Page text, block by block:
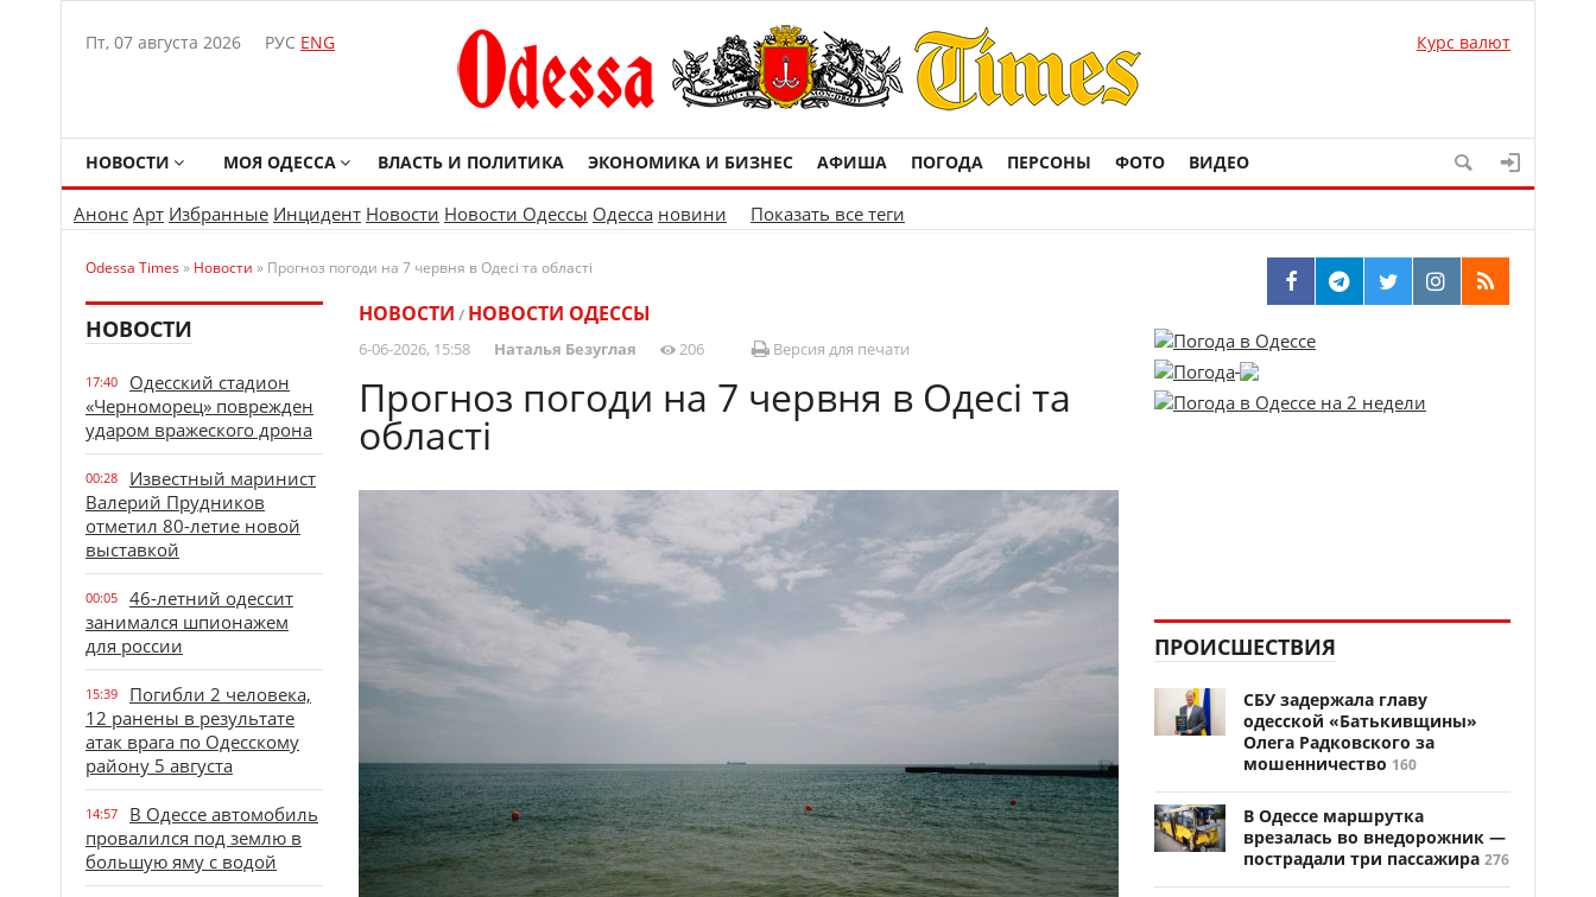
Пт, 07 августа 2026 РУС ENG Курс валют
НОВОСТИ МОЯ ОДЕССА ВЛАСТЬ И ПОЛИТИКА ЭКОНОМИКА И БИЗНЕС АФИША ПОГОДА ПЕРСОНЫ ФОТО ВИДЕО
Анонс Арт Избранные Инцидент Новости Новости Одессы Одесса новини Показать все теги
Odessa Times» Новости » Прогноз погоди на 7 червня в Одесі та області
НОВОСТИ
17:40
Одесский стадион
«Черноморец» поврежден
ударом вражеского дрона
00:28
Известный маринист
Валерий Прудников
отметил 80-летие новой
выставкой
00:05
46-летний одессит
занимался шпионажем
для россии
15:39
Погибли 2 человека,
12 ранены в результате
атак врага по Одесскому
району 5 августа
14:57
В Одессе автомобиль
провалился под землю в
большую яму с водой
НОВОСТИ / НОВОСТИ ОДЕССЫ
6-06-2026, 15:58 Наталья Безуглая 206 Версия для печати
Прогноз погоди на 7 червня в Одесі та
області
ПРОИСШЕСТВИЯ
СБУ задержала главу
одесской «Батькивщины»
Олега Радковского за
мошенничество 160
В Одессе маршрутка
врезалась во внедорожник —
пострадали три пассажира 276